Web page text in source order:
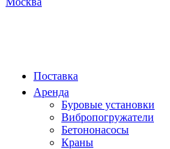
Поставка
Аренда
Буровые установки
Вибропогружатели
Бетононасосы
Краны